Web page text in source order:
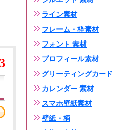
ライン素材
フレーム・枠素材
フォント 素材
プロフィール素材
グリーティングカード
カレンダー 素材
スマホ壁紙素材
壁紙・柄